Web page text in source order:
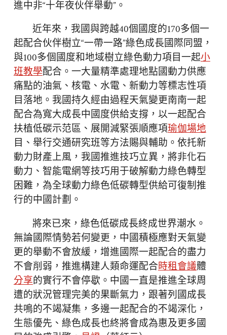
進中非“十年夜伙伴舉動”。
近年來，我國與跨越40個國度的170多個一
起配合伙伴樹立“一帶一路”綠色成長國際同盟，
與100多個國度和地域樹立綠色動力項目一起小
班教學配合。一大量精準處理地點國動力供應
痛點的油氣、核電、水電、新動力等標志性項
目落地。我國持久經由過程天氣變更南南一起
配合為寬大成長中國度供給支撐，以一起配合
扶植低碳示范區、展開減緊張順應項瑜伽場地
目、舉行交通研究班等方法賜與輔助。依托新
動力財產上風，我國推進技巧立異，將非化石
動力、智能電網等技巧用于破解動力綠色轉型
困難，為全球動力綠色低碳轉型供給可復制推
行的中國計劃。
將來已來，綠色低碳成長終成世界潮水。
無論國際情勢若何變更，中國積極應對天氣變
更的舉動不會放緩，增進國際一起配合的盡力
不會削弱，推進構建人類命運配合時租會議體
分享的實行不會停歇。中國一直是推進全球周
遭的狀況管理完美的果斷氣力，跟著列國成長
共鳴的不竭凝集，多邊一起配合的不竭深化，
生態優先、綠色成長也終將會成為惠及更多國